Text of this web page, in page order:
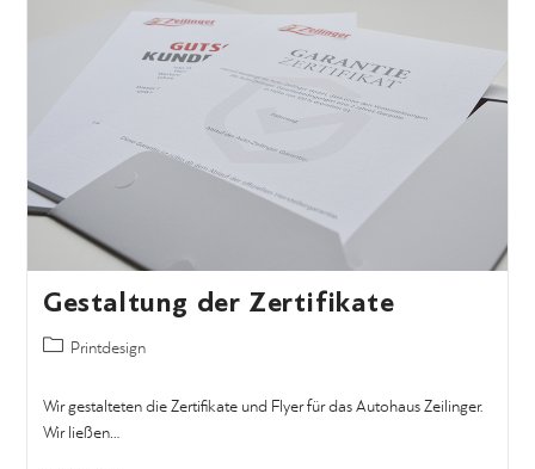
Gestaltung der Zertifikate
Printdesign
Wir gestalteten die Zertifikate und Flyer für das Autohaus Zeilinger.
Wir ließen…